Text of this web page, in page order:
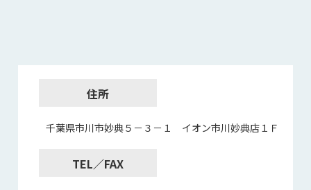
住所
千葉県市川市妙典５－３－１ イオン市川妙典店１Ｆ
TEL／FAX